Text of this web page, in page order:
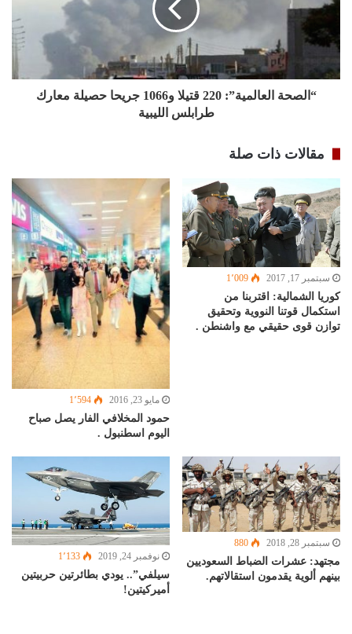
“الصحة العالمية”: 220 قتيلا و1066 جريحا حصيلة معارك
طرابلس الليبية
مقالات ذات صلة
سبتمبر 17, 2017 1٬009
كوريا الشمالية: اقتربنا من
استكمال قوتنا النووية وتحقيق
توازن قوى حقيقي مع واشنطن .
مايو 23, 2016 1٬594
حمود المخلافي الفار يصل صباح
اليوم اسطنبول .
سبتمبر 28, 2018 880
مجتهد: عشرات الضباط السعوديين
بينهم ألوية يقدمون استقالاتهم.
نوفمبر 24, 2019 1٬133
سيلفي”.. يودي بطائرتين حربيتين
أميركيتين!